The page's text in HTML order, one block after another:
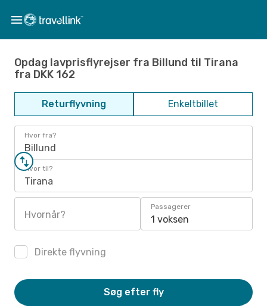
Opdag lavprisflyrejser fra Billund til Tirana
fra DKK 162
Returflyvning Enkeltbillet
Hvor fra?
Billund
Hvor til?
Tirana
Hvornår?
Passagerer
1 voksen
Direkte flyvning
Søg efter fly